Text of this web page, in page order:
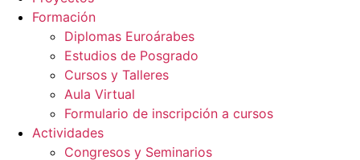
Formación
Diplomas Euroárabes
Estudios de Posgrado
Cursos y Talleres
Aula Virtual
Formulario de inscripción a cursos
Actividades
Congresos y Seminarios